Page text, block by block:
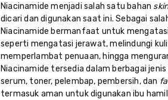
Niacinamide menjadi salah satu bahan
dicari dan digunakan saat ini. Sebagai
Niacinamide bermanfaat untuk
seperti mengatasi jerawat, melindungi
memperlambat penuaan, hingga
Niacinamide tersedia dalam berbagai jenis
serum, toner, pelembap, pembersih, dan
termasuk aman untuk digunakan ibu